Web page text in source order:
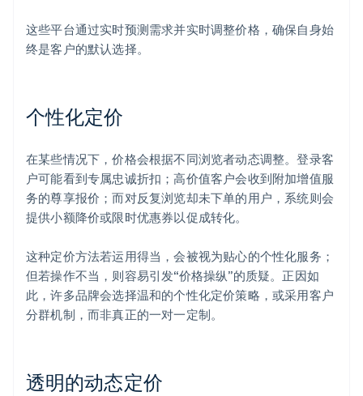
这些平台通过实时预测需求并实时调整价格，确保自身始
终是客户的默认选择。
个性化定价
在某些情况下，价格会根据不同浏览者动态调整。登录客
户可能看到专属忠诚折扣；高价值客户会收到附加增值服
务的尊享报价；而对反复浏览却未下单的用户，系统则会
提供小额降价或限时优惠券以促成转化。
这种定价方法若运用得当，会被视为贴心的个性化服务；
但若操作不当，则容易引发“价格操纵”的质疑。正因如
此，许多品牌会选择温和的个性化定价策略，或采用客户
分群机制，而非真正的一对一定制。
透明的动态定价